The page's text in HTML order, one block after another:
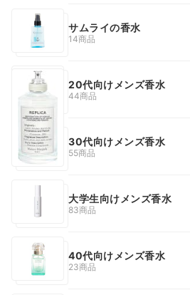
サムライの香水
14商品
20代向けメンズ香水
44商品
30代向けメンズ香水
55商品
大学生向けメンズ香水
83商品
40代向けメンズ香水
23商品